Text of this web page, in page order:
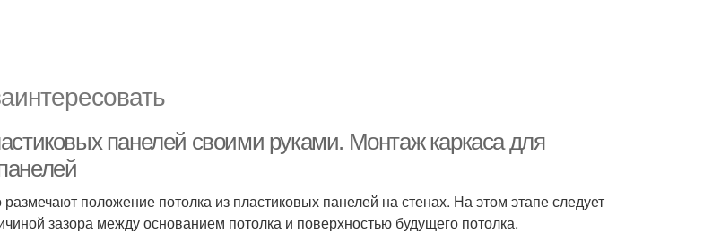
панелей своими руками. Монтаж каркаса для
размечают положение потолка из пластиковых панелей на стенах. На этом этапе следует
зазора между основанием потолка и поверхностью будущего потолка.